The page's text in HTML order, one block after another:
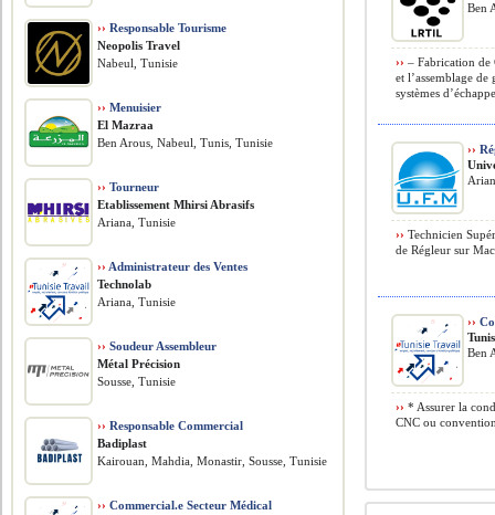
Ben
›› – Fabrication
et l’assemblage
systèmes
››
›› Technicien
de Régleur sur
››
Ben
›› * Assurer la
CNC ou
›› Responsable Tourisme
Neopolis Travel
Nabeul, Tunisie
›› Menuisier
El Mazraa
Ben Arous, Nabeul, Tunis, Tunisie
›› Tourneur
Etablissement Mhirsi Abrasifs
Ariana, Tunisie
›› Administrateur des Ventes
Technolab
Ariana, Tunisie
›› Soudeur Assembleur
Métal Précision
Sousse, Tunisie
›› Responsable Commercial
Badiplast
Kairouan, Mahdia, Monastir, Sousse, Tunisie
›› Commercial.e Secteur Médical